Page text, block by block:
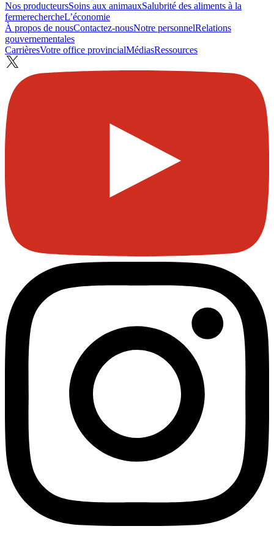
Nos producteursSoins aux animauxSalubrité des aliments à la
fermerechercheL’économie
À propos de nousContactez-nousNotre personnelRelations
gouvernementales
CarrièresVotre office provincialMédiasRessources